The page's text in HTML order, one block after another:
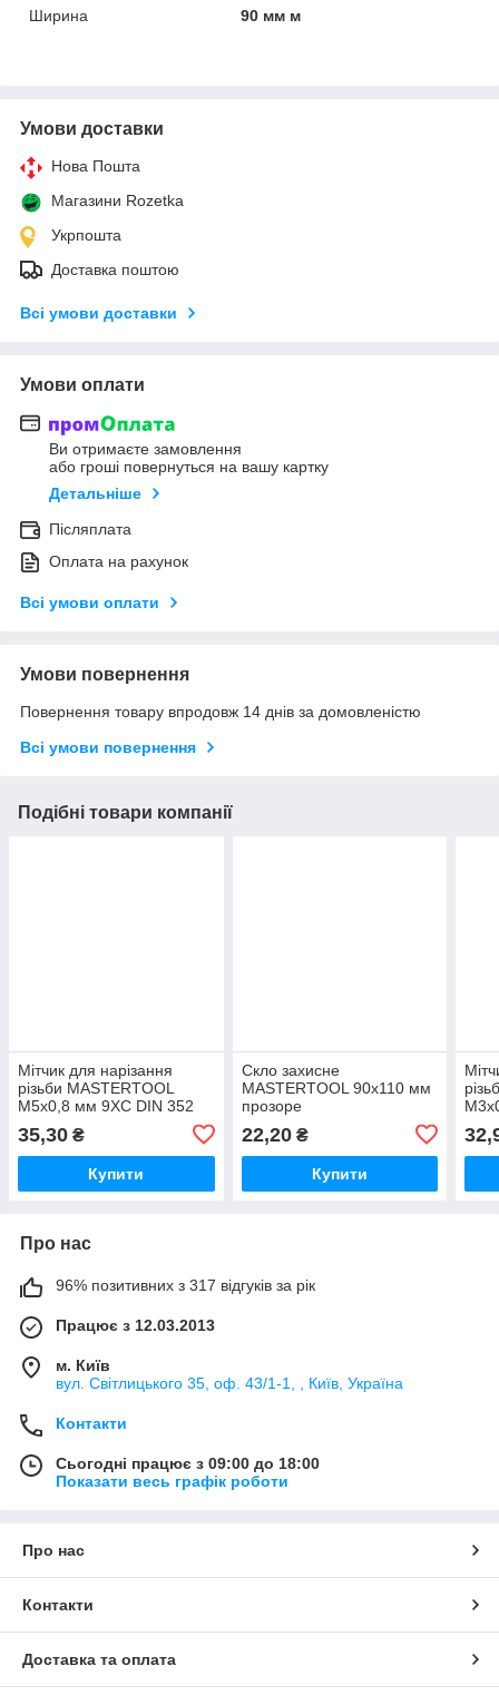
Ширина
90 мм м
Умови доставки
Нова Пошта
Магазини Rozetka
Укрпошта
Доставка поштою
Всі умови доставки
Умови оплати
Ви отримаєте замовлення
або гроші повернуться на вашу картку
Детальніше
Післяплата
Оплата на рахунок
Всі умови оплати
Умови повернення
Повернення товару впродовж 14 днів за домовленістю
Всі умови повернення
Подібні товари компанії
Мітчик для нарізання
різьби MASTERTOOL
M5х0,8 мм 9ХС DIN 352
35,30 ₴
Купити
Скло захисне
MASTERTOOL 90х110 мм
прозоре
22,20₴
Купити
Про нас
96% позитивних з 317 відгуків за рік
Працює з 12.03.2013
м. Київ
вул. Світлицького 35, оф. 43/1-1, , Київ, Україна
Контакти
Сьогодні працює з 09:00 до 18:00
Показати весь графік роботи
Про нас
Контакти
Доставка та оплата